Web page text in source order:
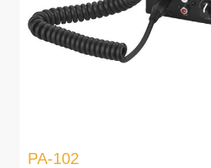
PA-102